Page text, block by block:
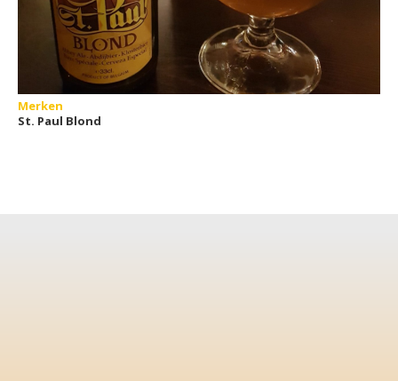
Merken
St. Paul Blond